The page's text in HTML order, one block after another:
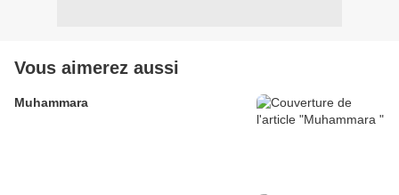
Vous aimerez aussi
Muhammara